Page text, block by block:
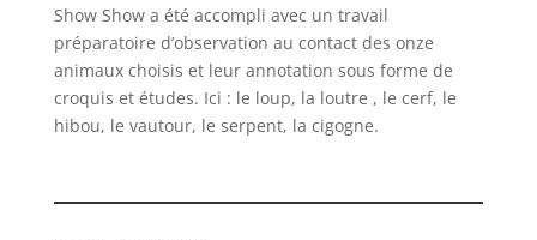
Show Show a été accompli avec un travail
préparatoire d’observation au contact des onze
animaux choisis et leur annotation sous forme de
croquis et études. Ici : le loup, la loutre , le cerf, le
hibou, le vautour, le serpent, la cigogne.